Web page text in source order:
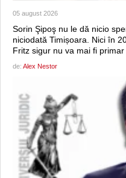
05 august 2026
Sorin Şipoş nu le dă nicio
niciodată Timișoara. Nici în
Fritz sigur nu va mai fi primar
de: Alex Nestor